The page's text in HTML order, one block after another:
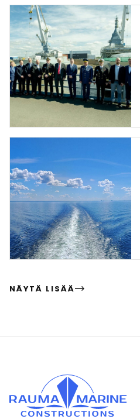
NÄYTÄ LISÄÄ